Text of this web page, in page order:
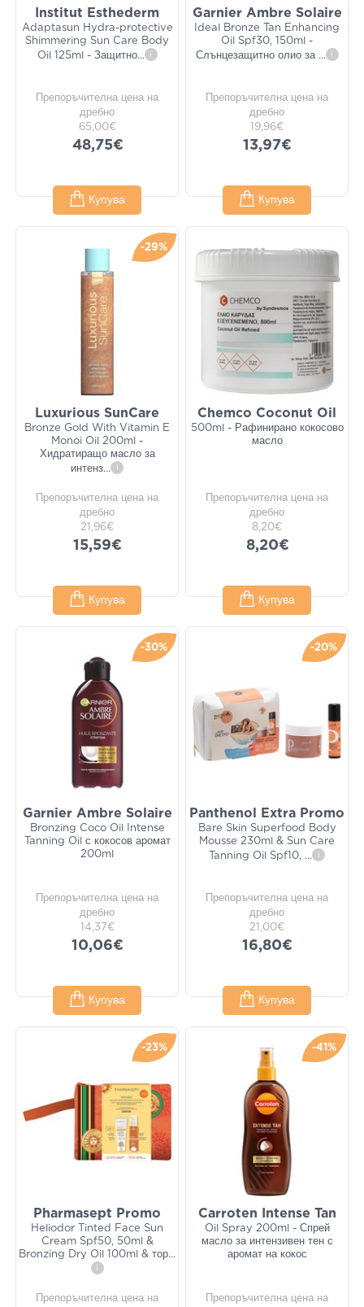
Institut Esthederm
Adaptasun Hydra-protective
Shimmering Sun Care Body
Oil 125ml - Защитно... i
Препоръчителна цена на
дребно
65,00€
48,75€
Купува
Garnier Ambre Solaire
Ideal Bronze Tan Enhancing
Oil Spf30, 150ml -
Слънцезащитно олио за ... i
Препоръчителна цена на
дребно
19,96€
13,97€
Купува
-29%
Luxurious SunCare
Bronze Gold With Vitamin E
Monoi Oil 200ml -
Хидратиращо масло за
интенз... i
Препоръчителна цена на
дребно
21,96€
15,59€
Купува
Chemco Coconut Oil
500ml - Рафинирано кокосово
масло
Препоръчителна цена на
дребно
8,20€
8,20€
Купува
-30%
Garnier Ambre Solaire
Bronzing Coco Oil Intense
Tanning Oil с кокосов аромат
200ml
Препоръчителна цена на
дребно
14,37€
10,06€
Купува
-20%
Panthenol Extra Promo
Bare Skin Superfood Body
Mousse 230ml & Sun Care
Tanning Oil Spf10, ... i
Препоръчителна цена на
дребно
21,00€
16,80€
Купува
-23%
Pharmasept Promo
Heliodor Tinted Face Sun
Cream Spf50, 50ml &
Bronzing Dry Oil 100ml & тор...
i
Препоръчителна цена на
-41%
Carroten Intense Tan
Oil Spray 200ml - Спрей
масло за интензивен тен с
аромат на кокос
Препоръчителна цена на